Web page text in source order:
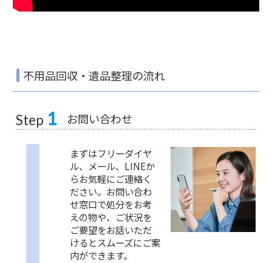
不用品回収・遺品整理の流れ
Step 1 お問い合わせ
まずはフリーダイヤ
ル、メール、LINEか
らお気軽にご連絡く
ださい。お問い合わ
せ窓口で処分をお考
えの物や、ご状況を
ご要望をお話いただ
けるとスムーズにご案
内ができます。